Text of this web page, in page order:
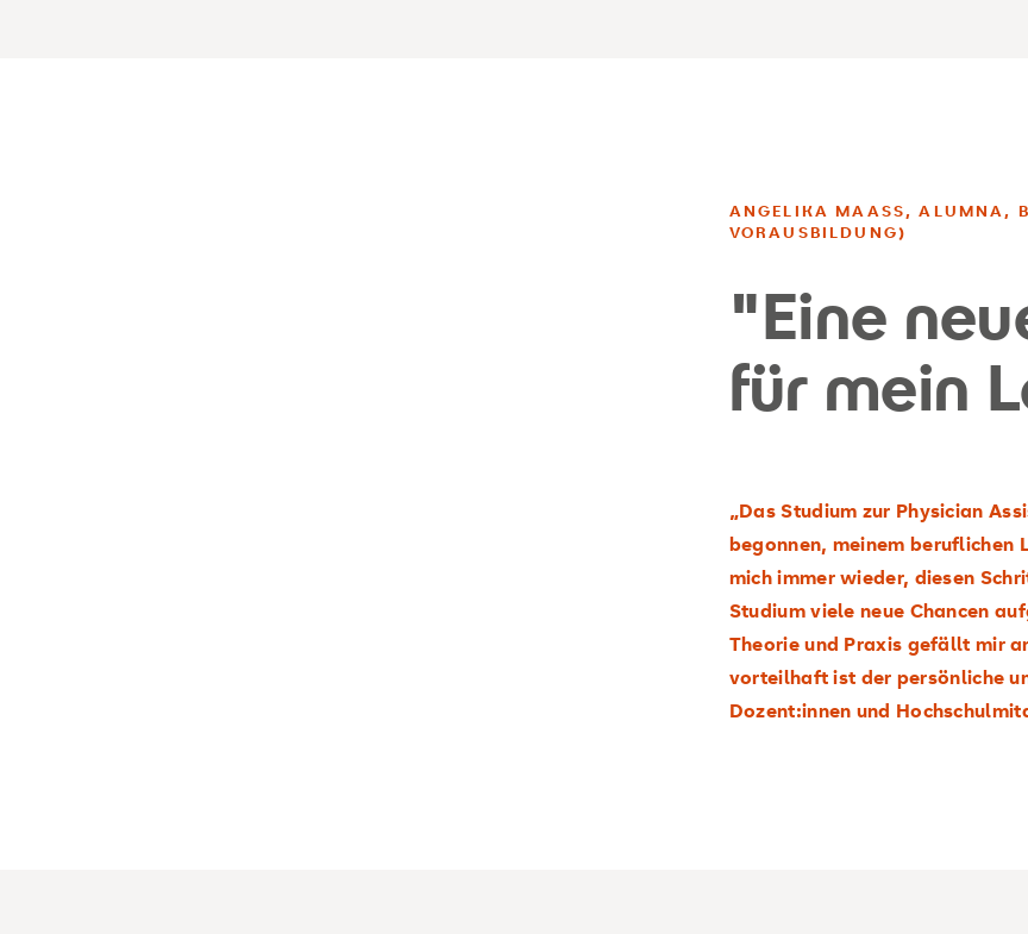
ANGELIKA MAASS, ALUMNA,
ORAUSBILDUNG)
"Eine
für mein
„Das Studium zur Physician
begonnen, meinem beruflichen
mich immer wieder, diesen
Studium viele neue Chancen
Theorie und Praxis gefällt mir
vorteilhaft ist der persönliche
Dozent:innen und